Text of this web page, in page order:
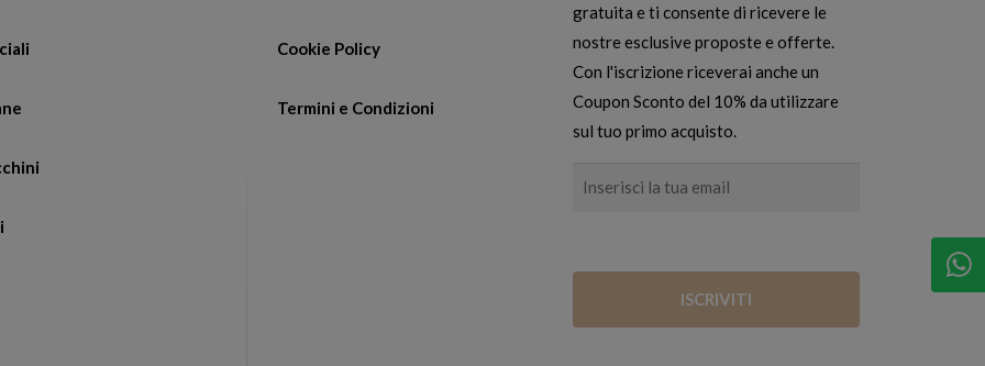
Cookie Policy
Termini e Condizioni
gratuita e ti consente di ricevere le
nostre esclusive proposte e offerte.
Con l'iscrizione riceverai anche un
Coupon Sconto del 10% da utilizzare
sul tuo primo acquisto.